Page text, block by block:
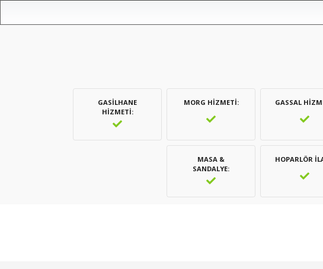
GASILHANE
HIZMETI
MORG HIZMETI GASSAL
MASA &
SANDALYE
HOPARLÖR